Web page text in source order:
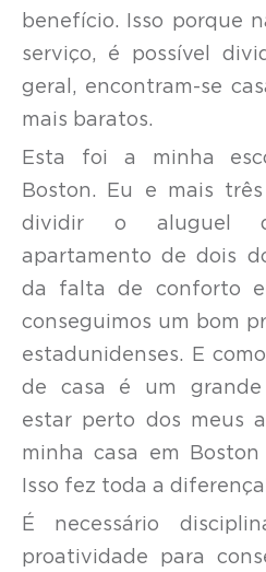
benefício. Isso porque
serviço, é possível
geral, encontram-se
mais baratos.
Esta foi a minha
Boston. Eu e mais
dividir o aluguel
apartamento de dois
da falta de conforto
conseguimos um bom
estadunidenses. E
de casa é um grande
estar perto dos meus
minha casa em
Isso fez toda a
É necessário
proatividade para